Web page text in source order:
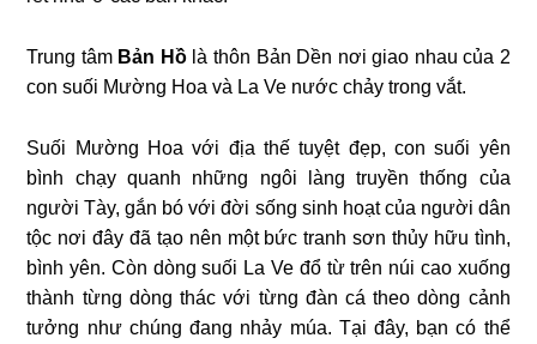
Trung tâm Bản Hồlà thôn Bản Dền nơi giao nhau của 2
con suối Mường Hoa và La Ve nước chảy trong vắt.
Suối Mường Hoa với địa thế tuyệt đẹp, con suối yên
bình chạy quanh những ngôi làng truyền thống của
người Tày, gắn bó với đời sống sinh hoạt của người dân
tộc nơi đây đã tạo nên một bức tranh sơn thủy hữu tình,
bình yên. Còn dòng suối La Ve đổ từ trên núi cao xuống
thành từng dòng thác với từng đàn cá theo dòng cảnh
tưởng như chúng đang nhảy múa. Tại đây, bạn có thể